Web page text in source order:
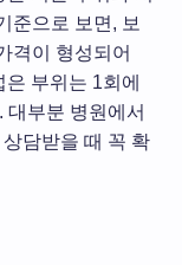
준으로 보면, 보
격이 형성되어
부위는 1회에
대부분 병원에서
담받을 때 꼭 확